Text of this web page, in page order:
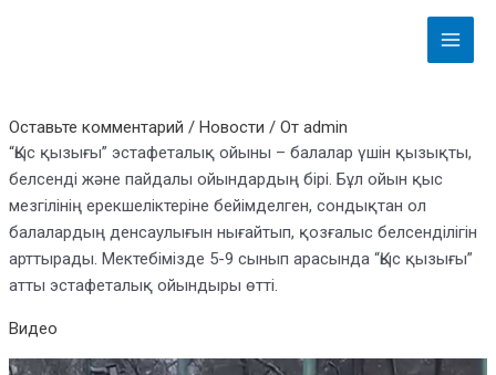
Main
Menu
Оставьте комментарий /Новости / Отadmin
“Қыс қызығы” эстафеталық ойыны – балалар үшін қызықты,
белсенді және пайдалы ойындардың бірі. Бұл ойын қыс
мезгілінің ерекшеліктеріне бейімделген, сондықтан ол
балалардың денсаулығын нығайтып, қозғалыс белсенділігін
арттырады. Мектебімізде 5-9 сынып арасында “Қыс қызығы”
атты эстафеталық ойындыры өтті.
Видео